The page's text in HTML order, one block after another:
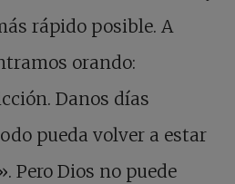
rápido posible. A
orando:
Danos días
pueda volver a estar
Pero Dios no puede